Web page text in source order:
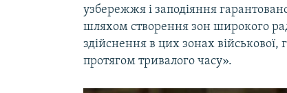
узбережжя і заподіяння
шляхом створення зон широкого
здійснення в цих зонах військової,
протягом тривалого часу».